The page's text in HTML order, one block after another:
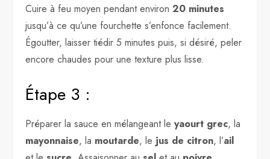
Cuire à feu moyen pendant environ20 minutes
jusqu’à ce qu’une fourchette s’enfonce facilement.
Égoutter, laisser tiédir 5 minutes puis, si désiré, peler
encore chaudes pour une texture plus lisse.
Étape 3 :
Préparer la sauce en mélangeant leyaourt grec, la
mayonnaise, la moutarde, le jus de citron, l’ail